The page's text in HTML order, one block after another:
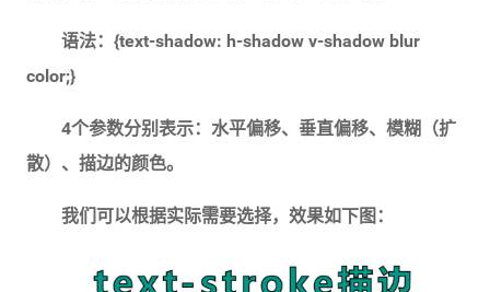
语法：{text-shadow: h-shadow v-shadow blur
color;}
4个参数分别表示：水平偏移、垂直偏移、模糊（扩
散）、描边的颜色。
我们可以根据实际需要选择，效果如下图：